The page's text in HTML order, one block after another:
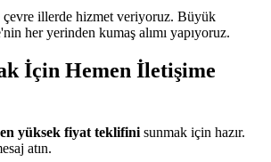
çevre illerde hizmet veriyoruz. Büyük
her yerinden kumaş alımı yapıyoruz.
İçin Hemen İletişime
en yüksek fiyat teklifini sunmak için hazır.
atın.